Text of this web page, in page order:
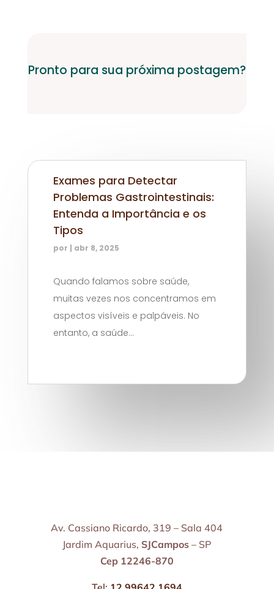
Pronto para sua próxima postagem?
Exames para Detectar
Problemas Gastrointestinais:
Entenda a Importância e os
Tipos
por | abr 8, 2025
Quando falamos sobre saúde,
muitas vezes nos concentramos em
aspectos visíveis e palpáveis. No
entanto, a saúde...
Av. Cassiano Ricardo, 319 – Sala 404
Jardim Aquarius, SJCampos – SP
Cep 12246-870